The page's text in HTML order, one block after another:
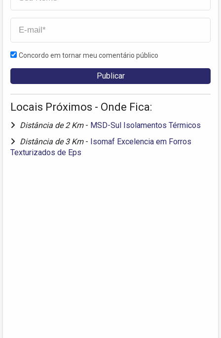
Concordo em tornar meu comentário público
Locais Próximos - Onde Fica:
Distância de 2 Km - MSD-Sul Isolamentos Térmicos
Distância de 3 Km - Isomaf Excelencia em Forros
Texturizados de Eps